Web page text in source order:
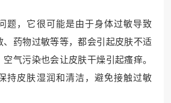
题，它很可能是由于身体过敏导致
、药物过敏等等，都会引起皮肤不适
气污染也会让皮肤干燥引起瘙痒。
持皮肤湿润和清洁，避免接触过敏